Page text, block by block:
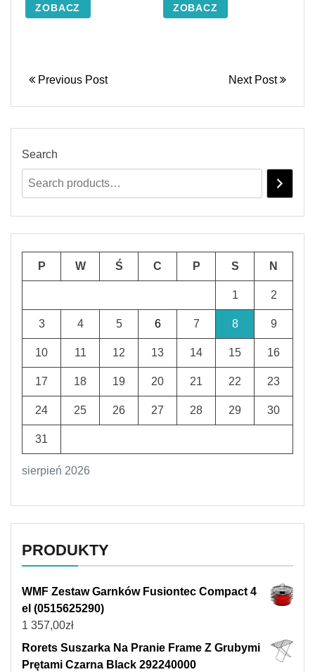
ZOBACZ ZOBACZ
Previous Post Next Post
Search
sierpień 2026
P W Ś C P S N
1 2
3 4 5 6 7 8 9
10 11 12 13 14 15 16
17 18 19 20 21 22 23
24 25 26 27 28 29 30
31
PRODUKTY
WMF Zestaw Garnków Fusiontec Compact 4
el (0515625290)
1 357,00zł
Rorets Suszarka Na Pranie Frame Z Grubymi
Prętami Czarna Black 292240000